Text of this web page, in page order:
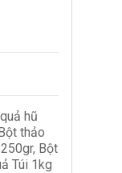
hũ
thảo
Bột
Túi 1kg